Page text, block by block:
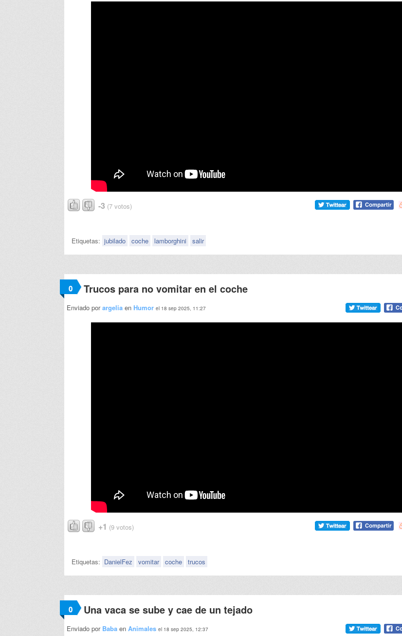
-3 (7 votos)
Etiquetas: jubilado coche lamborghini salir
0 Trucos para no vomitar en el coche
Enviado porargelia en Humor el 18 sep 2025, 11:27
+1 (9 votos)
Etiquetas: DanielFez vomitar coche trucos
0 Una vaca se sube y cae de un tejado
Enviado por Baba en Animales el 18 sep 2025, 12:37